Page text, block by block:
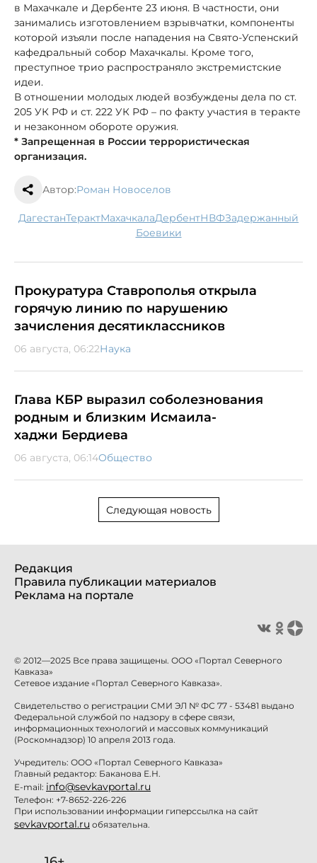
в Махачкале и Дербенте 23 июня. В частности, они
занимались изготовлением взрывчатки, компоненты
которой изъяли после нападения на Свято-Успенский
кафедральный собор Махачкалы. Кроме того,
преступное трио распространяло экстремистские
идеи.
В отношении молодых людей возбуждены дела по ст.
205 УК РФ и ст. 222 УК РФ – по факту участия в теракте
и незаконном обороте оружия.
* Запрещенная в России террористическая
организация.
Автор:Роман Новоселов
Дагестан теракт Махачкала Дербент НВФ задержанный
боевики
Прокуратура Ставрополья открыла
горячую линию по нарушению
зачисления десятиклассников
06 августа, 06:22Наука
Глава КБР выразил соболезнования
родным и близким Исмаила-
хаджи Бердиева
06 августа, 06:14Общество
Следующая новость
Редакция
Правила публикации материалов
Реклама на портале
© 2012—2025 Все права защищены. ООО «Портал Северного
Кавказа»
Сетевое издание «Портал Северного Кавказа».
Свидетельство о регистрации СМИ ЭЛ № ФС 77 - 53481 выдано
Федеральной службой по надзору в сфере связи,
информационных технологий и массовых коммуникаций
(Роскомнадзор) 10 апреля 2013 года.
Учредитель: ООО «Портал Северного Кавказа»
Главный редактор: Баканова Е.Н.
E-mail: info@sevkavportal.ru
Телефон: +7-8652-226-226
При использовании информации гиперссылка на сайт
sevkavportal.ru обязательна.